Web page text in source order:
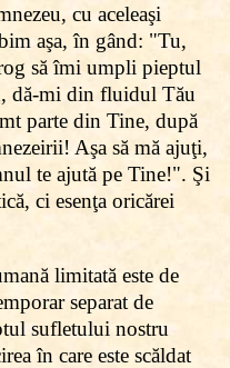
cu aceleaşi
aşa, în gând: "Tu,
să îmi umpli pieptul
dă-mi din fluidul Tău
parte din Tine, după
Aşa să mă ajuţi,
te ajută pe Tine!". Şi
ci esenţa oricărei
limitată este de
separat de
sufletului nostru
în care este scăldat